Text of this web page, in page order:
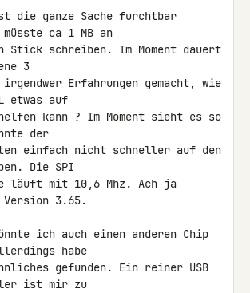
die ganze Sache furchtbar
ca 1 MB an
Stick schreiben. Im Moment dauert
3
Erfahrungen gemacht, wie
etwas auf
kann ? Im Moment sieht es so
der
einfach nicht schneller auf den
Die SPI
läuft mit 10,6 Mhz. Ach ja
3.65.
ich auch einen anderen Chip
habe
gefunden. Ein reiner USB
ist mir zu